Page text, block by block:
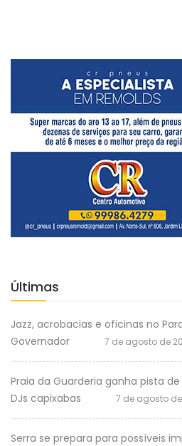
Últimas
Jazz, acrobacias e oficinas no
Governador
7 de agosto de
Praia da Guarderia ganha pista
DJs capixabas
7 de agosto
Serra se prepara para possíveis